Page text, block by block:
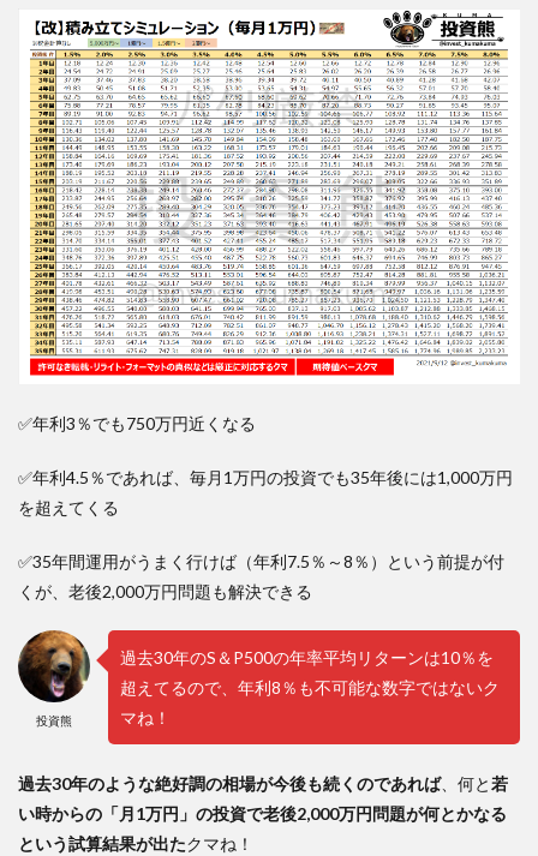
✅年利3％でも750万円近くなる
✅年利4.5％であれば、毎月1万円の投資でも35年後には1,000万円
を超えてくる
✅35年間運用がうまく行けば（年利7.5％～8％）という前提が付
くが、老後2,000万円問題も解決できる
投資熊
過去30年のS＆P500の年率平均リターンは10％を
超えてるので、年利8％も不可能な数字ではないク
マね！
過去30年のような絶好調の相場が今後も続くのであれば、何と若
い時からの「月1万円」の投資で老後2,000万円問題が何とかなる
という試算結果が出たクマね！